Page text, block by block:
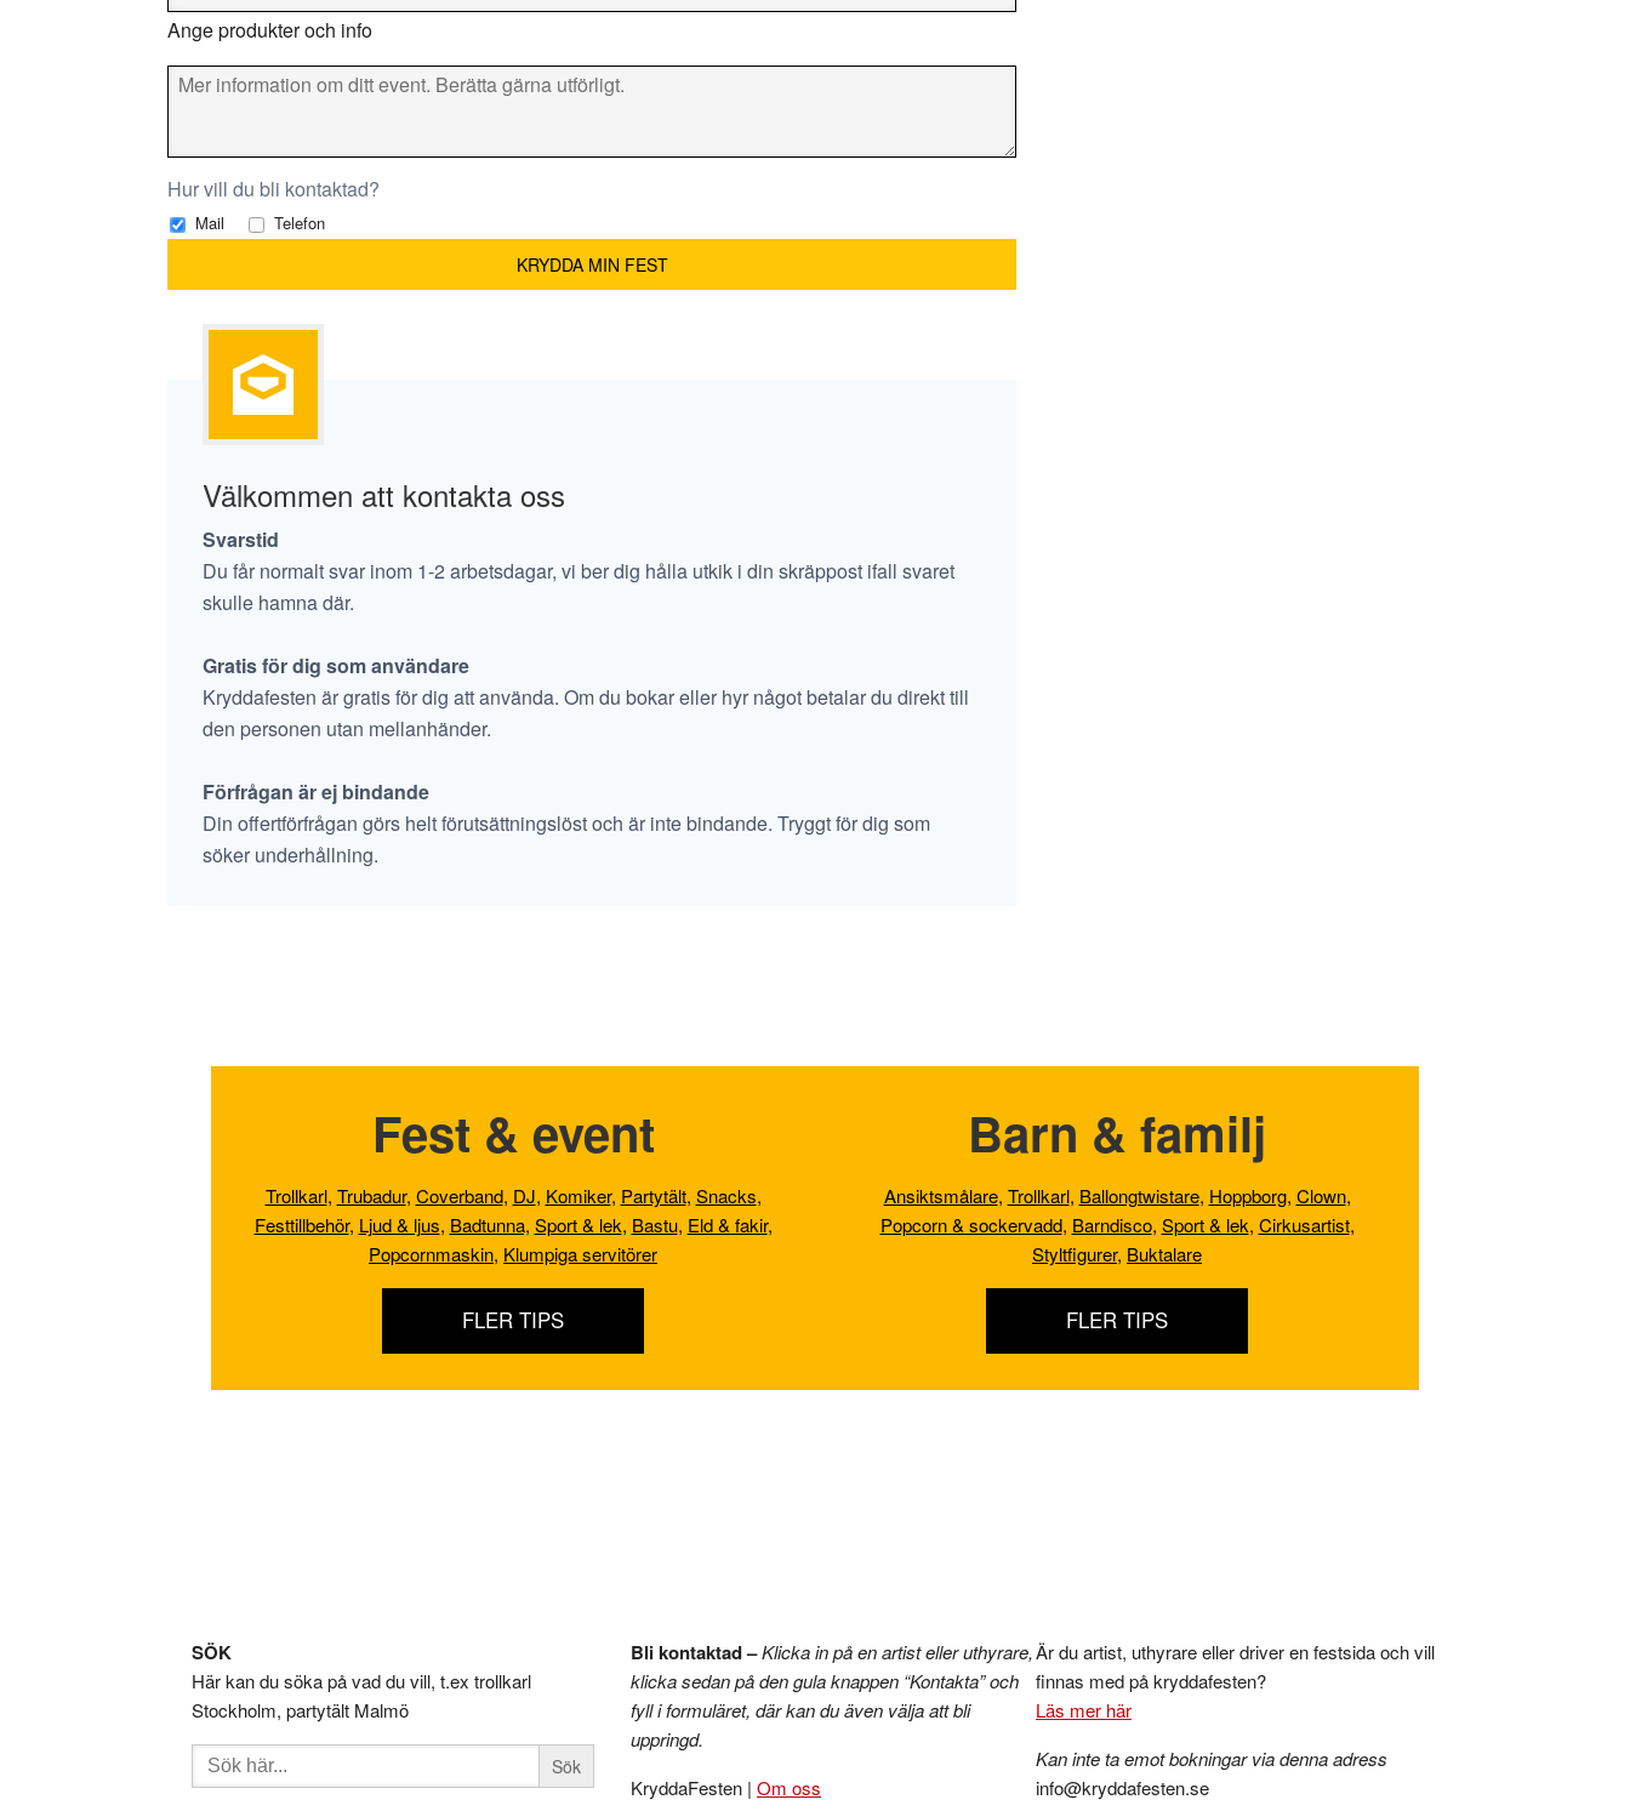
Ange produkter och info
Hur vill du bli kontaktad?
Mail Telefon
Välkommen att kontakta oss
Svarstid
Du får normalt svar inom 1-2 arbetsdagar, vi ber dig hålla utkik i din skräppost ifall svaret
skulle hamna där.
Gratis för dig som användare
Kryddafesten är gratis för dig att använda. Om du bokar eller hyr något betalar du direkt till
den personen utan mellanhänder.
Förfrågan är ej bindande
Din offertförfrågan görs helt förutsättningslöst och är inte bindande. Tryggt för dig som
söker underhållning.
Fest & event
Trollkarl, Trubadur, Coverband, DJ, Komiker, Partytält, Snacks,
Festtillbehör, Ljud & ljus, Badtunna, Sport & lek, Bastu, Eld & fakir,
Popcornmaskin, Klumpiga servitörer
FLER TIPS
Barn & familj
Ansiktsmålare, Trollkarl, Ballongtwistare, Hoppborg, Clown,
Popcorn & sockervadd, Barndisco, Sport & lek, Cirkusartist,
Styltfigurer, Buktalare
FLER TIPS
Footer
SÖK
Här kan du söka på vad du vill, t.ex trollkarl
Stockholm, partytält Malmö
Sök
efter:
Bli kontaktad –Klicka in på en artist eller uthyrare,
klicka sedan på den gula knappen “Kontakta” och
fyll i formuläret, där kan du även välja att bli
uppringd.
KryddaFesten | Om oss
Är du artist, uthyrare eller driver en festsida och vill
finnas med på kryddafesten?
Läs mer här
Kan inte ta emot bokningar via denna adress
info@kryddafesten.se